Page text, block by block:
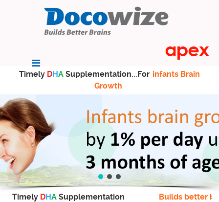
Timely DHA Supplementation...For infants Brain
Growth
Timely DHA Supplementation Builds better